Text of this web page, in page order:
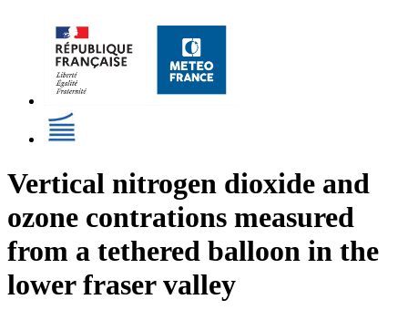
Vertical nitrogen dioxide and
ozone contrations measured
from a tethered balloon in the
lower fraser valley